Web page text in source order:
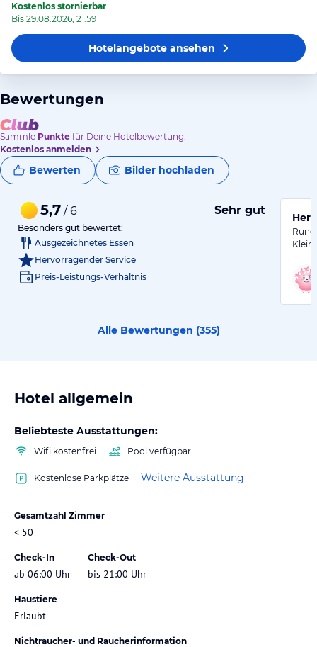
Kostenlos stornierbar
Bis 29.08.2026, 21:59
Hotelangeboteansehen
Bewertungen
Sammle Punkte für Deine Hotelbewertung.
Kostenlos anmelden
Bewerten Bilder hochladen
5,7 / 6 Sehr gut
Besonders gut bewertet:
Ausgezeichnetes Essen
Hervorragender Service
Preis-Leistungs-Verhältnis
Alle Bewertungen (355)
Hotel allgemein
Beliebteste Ausstattungen:
Wifi kostenfrei Pool verfügbar
Kostenlose Parkplätze Weitere Ausstattung
Gesamtzahl Zimmer
< 50
Check-In
ab 06:00 Uhr
Check-Out
bis 21:00 Uhr
Haustiere
Erlaubt
Nichtraucher- und Raucherinformation